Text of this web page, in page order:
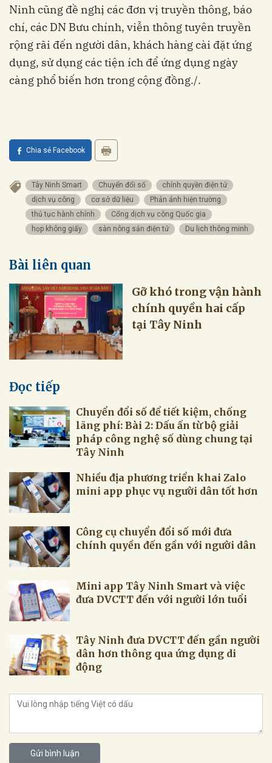
Ninh cũng đề nghị các đơn vị truyền thông, báo
chí, các DN Bưu chính, viễn thông tuyên truyền
rộng rãi đến người dân, khách hàng cài đặt ứng
dụng, sử dụng các tiện ích để ứng dụng ngày
càng phổ biến hơn trong cộng đồng./.
Chia sẻ Facebook
Tây Ninh Smart Chuyển đổi số
chính quyền điện tử
dịch vụ công
cơ sở dữ liệu
Phản ánh hiện trường
thủ tục hành chính
Cổng dịch vụ công Quốc gia
họp không giấy
sàn nông sản điện tử Du lịch thông minh
Bài liên quan
Gỡ khó trong vận hành
chính quyền hai cấp
tại Tây Ninh
Đọc tiếp
Chuyển đổi số để tiết kiệm, chống
lãng phí: Bài 2: Dấu ấn từ bộ giải
pháp công nghệ số dùng chung tại
Tây Ninh
Nhiều địa phương triển khai Zalo
mini app phục vụ người dân tốt hơn
Công cụ chuyển đổi số mới đưa
chính quyền đến gần với người dân
Mini app Tây Ninh Smart và việc
đưa DVCTT đến với người lớn tuổi
Tây Ninh đưa DVCTT đến gần người
dân hơn thông qua ứng dụng di
động
Gửi bình luận